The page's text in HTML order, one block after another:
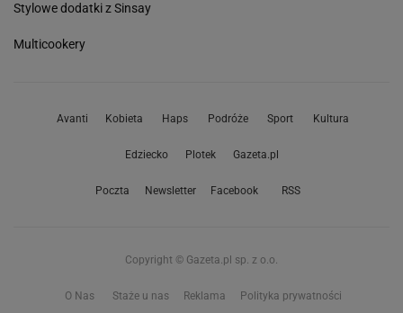
Stylowe dodatki z Sinsay
Multicookery
Avanti Kobieta Haps Podróże Sport Kultura
Edziecko Plotek Gazeta.pl
Poczta Newsletter Facebook RSS
Copyright © Gazeta.pl sp. z o.o.
O Nas Staże u nas Reklama Polityka prywatności